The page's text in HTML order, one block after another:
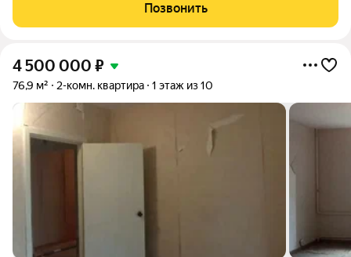
кондиционер, качественные
Позвонить
4 500 000 ₽
76,9 м² 2-комн. квартира 1 этаж из 10